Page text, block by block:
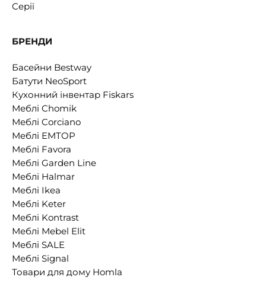
Серії
БРЕНДИ
Басейни Bestway
Батути NeoSport
Кухонний інвентар Fiskars
Меблі Chomik
Меблі Corciano
Меблі EMTOP
Меблі Favora
Меблі Garden Line
Меблі Halmar
Меблі Ikea
Меблі Keter
Меблі Kontrast
Меблі Mebel Elit
Меблі SALE
Меблі Signal
Товари для дому Homla